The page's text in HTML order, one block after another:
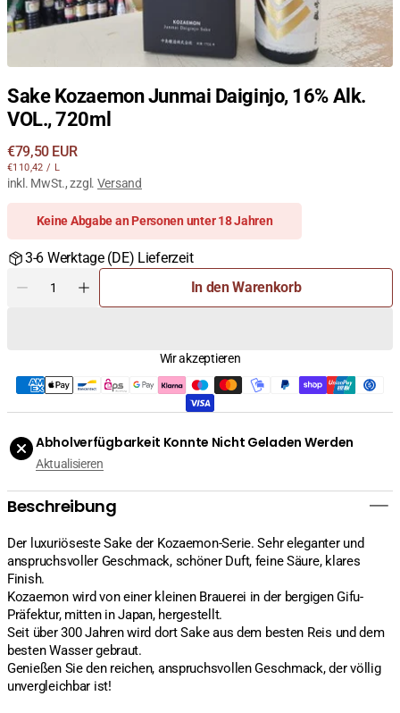
Sake Kozaemon Junmai Daiginjo, 16% Alk.
VOL., 720ml
Regulärer
Preis
€79,50 EUR
STÜCKPREIS
€110,42 / PRO
L
inkl. MwSt., zzgl. Versand
Keine Abgabe an Personen unter 18 Jahren
3-6 Werktage (DE) Lieferzeit
Menge
Daiginjo,
16%
Alk.
720ml
verringern
Menge
Daiginjo,
Alk.
720ml
erhöhen
In den Warenkorb
Wir akzeptieren
Abholverfügbarkeit Konnte Nicht Geladen Werden
Aktualisieren
Beschreibung
Der luxuriöseste Sake der Kozaemon-Serie. Sehr eleganter und
anspruchsvoller Geschmack, schöner Duft, feine Säure, klares
Finish.
Kozaemon wird von einer kleinen Brauerei in der bergigen Gifu-
Präfektur, mitten in Japan, hergestellt.
Seit über 300 Jahren wird dort Sake aus dem besten Reis und dem
besten Wasser gebraut.
Genießen Sie den reichen, anspruchsvollen Geschmack, der völlig
unvergleichbar ist!